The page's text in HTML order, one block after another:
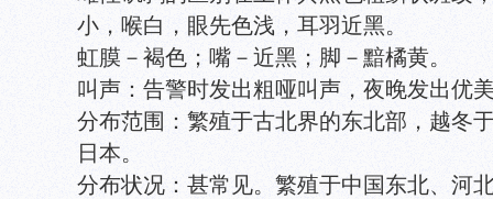
小，喉白，眼先色浅，耳羽近黑。
虹膜－褐色；嘴－近黑；脚－黯橘黄。
叫声：告警时发出粗哑叫声，夜晚发出优
分布范围：繁殖于古北界的东北部，越冬
日本。
分布状况：甚常见。繁殖于中国东北、河